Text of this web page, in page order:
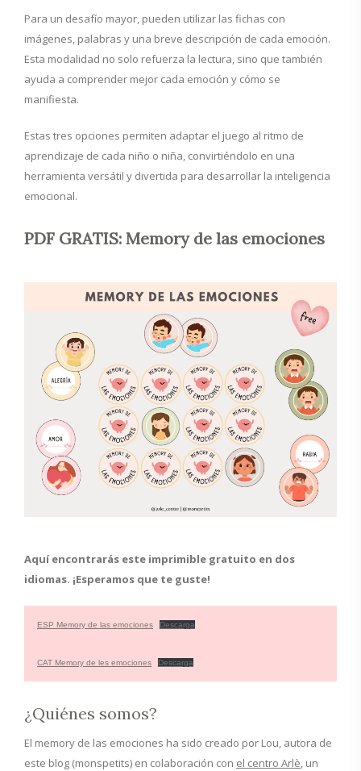
Para un desafío mayor, pueden utilizar las fichas con
imágenes, palabras y una breve descripción de cada emoción.
Esta modalidad no solo refuerza la lectura, sino que también
ayuda a comprender mejor cada emoción y cómo se
manifiesta.
Estas tres opciones permiten adaptar el juego al ritmo de
aprendizaje de cada niño o niña, convirtiéndolo en una
herramienta versátil y divertida para desarrollar la inteligencia
emocional.
PDF GRATIS: Memory de las emociones
Aquí encontrarás este imprimible gratuito en dos
idiomas. ¡Esperamos que te guste!
ESP Memory de las emociones Descarga
CAT Memory de les emociones Descarga
¿Quiénes somos?
El memory de las emociones ha sido creado por Lou, autora de
este blog (monspetits) en colaboración con el centro Arlè, un